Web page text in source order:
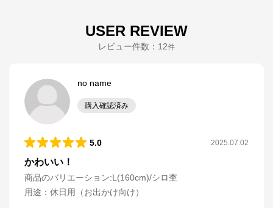
USER REVIEW
レビュー件数： 12件
no name
購入確認済み
5.0 2025.07.02
かわいい！
商品のバリエーション:L(160cm)/シロ杢
用途 ： 休日用（お出かけ向け）